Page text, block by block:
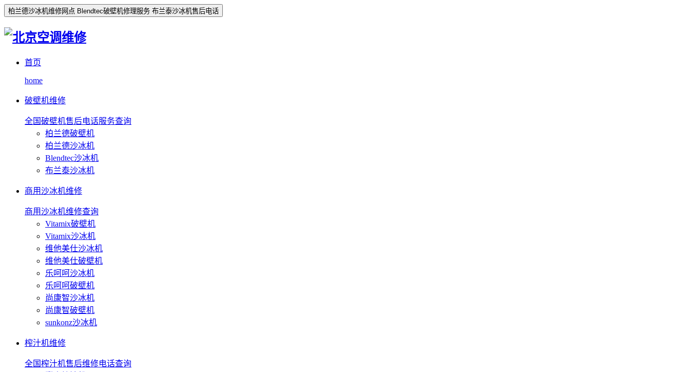
柏兰德沙冰机维修网点 Blendtec破壁机修理服务 布兰泰沙冰机售后电话
首页
home
破壁机维修
全国破壁机售后电话服务查询
柏兰德破壁机
柏兰德沙冰机
Blendtec沙冰机
布兰泰沙冰机
商用沙冰机维修
商用沙冰机维修查询
Vitamix破壁机
Vitamix沙冰机
维他美仕沙冰机
维他美仕破壁机
乐呵呵沙冰机
乐呵呵破壁机
尚康智沙冰机
尚康智破壁机
sunkonz沙冰机
榨汁机维修
全国榨汁机售后维修电话查询